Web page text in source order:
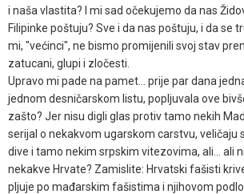
i naša vlastita? I mi sad očekujemo da nas
Filipinke poštuju? Sve i da nas poštuju, i da se
mi, "većinci", ne bismo promijenili svoj stav
zatucani, glupi i zločesti.
Upravo mi pade na pamet... prije par dana
jednom desničarskom listu, popljuvala ove
zašto? Jer nisu digli glas protiv tamo nekih
serijal o nekakvom ugarskom carstvu, veličaju
dive i tamo nekim srpskim vitezovima, ali... ali
nekakve Hrvate? Zamislite: Hrvatski fašisti
pljuje po mađarskim fašistima i njihovom